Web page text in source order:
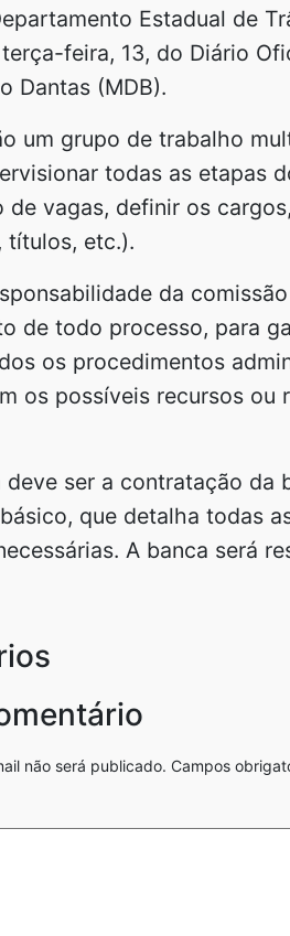
Estadual de
feira, 13, do Diário
Dantas (MDB).
um grupo de trabalho
todas as etapas
de vagas, definir os
títulos, etc.).
da
de todo processo, para
os procedimentos
os possíveis recursos
ser a contratação da
que detalha todas
A banca será
não será publicado. Campos